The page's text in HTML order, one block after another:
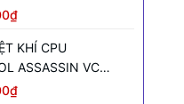
ĐEN)
KHÍ CPU
ASSASSIN VC
WH (MÀU TRẮNG)